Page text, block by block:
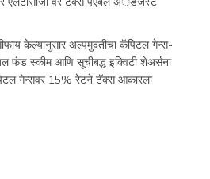
केल्यानुसार अल्पमुदतीचा कॅपिटल गेन्स-
फंड स्कीम आणि सूचीबद्ध इक्विटी शेअर्सना
गेन्सवर 15% रेटने टॅक्स आकारला